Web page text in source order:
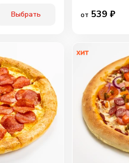
Выбрать от 539₽